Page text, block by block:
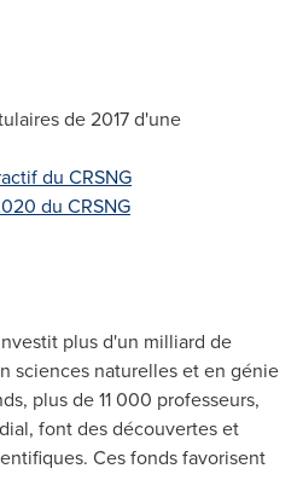
de 2017 d'une
du CRSNG
du CRSNG
plus d'un milliard de
sciences naturelles et en génie
plus de 11 000 professeurs,
font des découvertes et
Ces fonds favorisent